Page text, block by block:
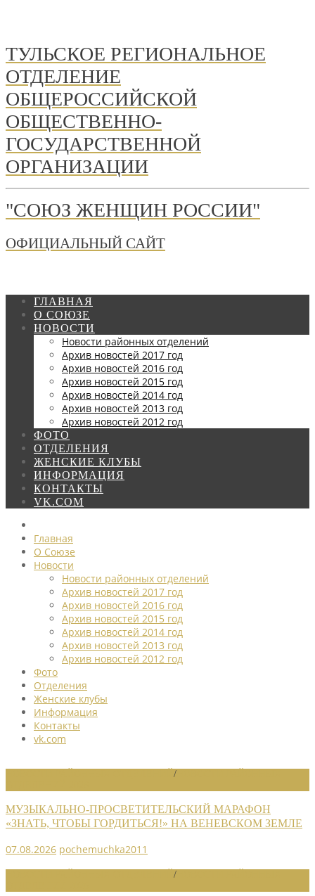
ТУЛЬСКОЕ РЕГИОНАЛЬНОЕ
ОТДЕЛЕНИЕ
ОБЩЕРОССИЙСКОЙ
ОБЩЕСТВЕННО-
ГОСУДАРСТВЕННОЙ
ОРГАНИЗАЦИИ
"СОЮЗ ЖЕНЩИН РОССИИ"
ОФИЦИАЛЬНЫЙ САЙТ
ГЛАВНАЯ
О СОЮЗЕ
НОВОСТИ
Новости районных отделений
Архив новостей 2017 год
Архив новостей 2016 год
Архив новостей 2015 год
Архив новостей 2014 год
Архив новостей 2013 год
Архив новостей 2012 год
ФОТО
ОТДЕЛЕНИЯ
ЖЕНСКИЕ КЛУБЫ
ИНФОРМАЦИЯ
КОНТАКТЫ
VK.COM
Главная
О Союзе
Новости
Новости районных отделений
Архив новостей 2017 год
Архив новостей 2016 год
Архив новостей 2015 год
Архив новостей 2014 год
Архив новостей 2013 год
Архив новостей 2012 год
Фото
Отделения
Женские клубы
Информация
Контакты
vk.com
/
МУЗЫКАЛЬНО-ПРОСВЕТИТЕЛЬСКИЙ МАРАФОН
«ЗНАТЬ, ЧТОБЫ ГОРДИТЬСЯ!» НА ВЕНЕВСКОМ ЗЕМЛЕ
07.08.2026 pochemuchka2011
/